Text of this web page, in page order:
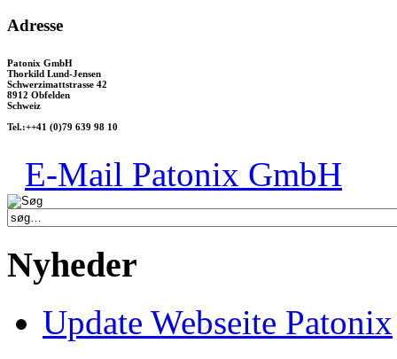
Adresse
Patonix GmbH
Thorkild Lund-Jensen
Schwerzimattstrasse 42
8912 Obfelden
Schweiz
Tel.:++41 (0)79 639 98 10
E-Mail Patonix GmbH
Nyheder
Update Webseite Patonix